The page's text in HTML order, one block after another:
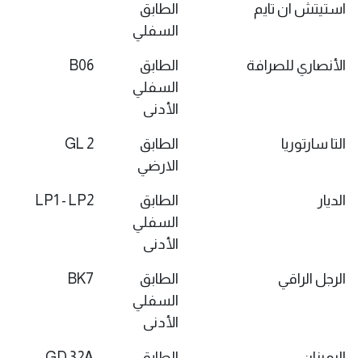
استيتش ان تايم
الطابق
السفلي
الأنصاري للصرافة
الطابق
السفلي
الأدنى
B06
التا سارتوريا
الطابق
الارضي
GL 2
الديار
الطابق
السفلي
الأدنى
LP1 - LP2
الرجل الراقي
الطابق
السفلي
الأدنى
BK7